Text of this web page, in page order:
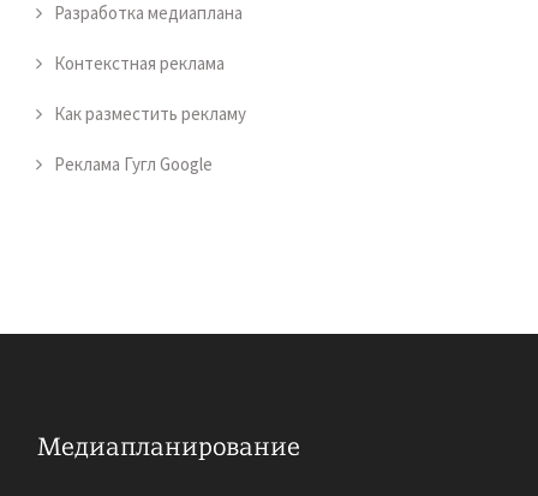
Разработка медиаплана
Контекстная реклама
Как разместить рекламу
Реклама Гугл Google